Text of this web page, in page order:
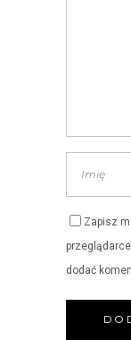
Zapisz
dodać